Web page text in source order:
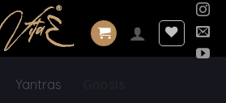
Yantras